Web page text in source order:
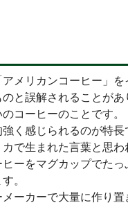
メリカンコーヒー」
と誤解されることがあ
コーヒーのことです。
く感じられるのが特長
で生まれた言葉と思わ
ーをマグカップでた
。
ーカーで大量に作り